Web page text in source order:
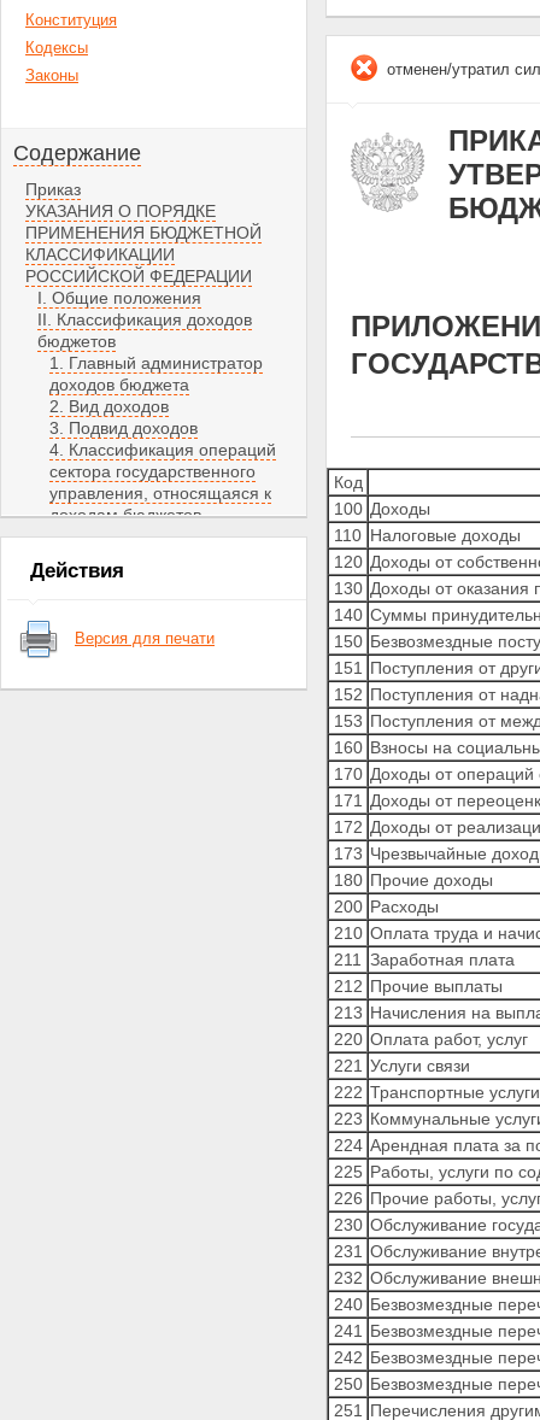
Конституция
Кодексы
Законы
Содержание
Приказ
УКАЗАНИЯ О ПОРЯДКЕ
ПРИМЕНЕНИЯ БЮДЖЕТНОЙ
КЛАССИФИКАЦИИ
РОССИЙСКОЙ ФЕДЕРАЦИИ
I. Общие положения
II. Классификация доходов
бюджетов
1. Главный администратор
доходов бюджета
2. Вид доходов
3. Подвид доходов
4. Классификация операций
сектора государственного
управления, относящаяся к
доходам бюджетов
III. Классификация расходов
бюджетов
1. Главные распорядители
целевые статьи и виды
2.1. Разделы, подразделы
Действия
Версия для печати
отменен/утратил
Код
100 Доходы
110 Налоговые доходы
120 Доходы от
130 Доходы от оказания
140 Суммы
150 Безвозмездные
151
Поступления от
152 Поступления от
153 Поступления от
160 Взносы на
170 Доходы от операций
171
Доходы от
172 Доходы от
173 Чрезвычайные
180 Прочие доходы
200 Расходы
210 Оплата труда и
211
Заработная плата
212 Прочие выплаты
213 Начисления на
220 Оплата работ, услуг
221 Услуги связи
222 Транспортные услуги
223 Коммунальные
224 Арендная плата за
225 Работы, услуги по
226 Прочие работы,
230 Обслуживание
231 Обслуживание
232 Обслуживание
240 Безвозмездные
241
Безвозмездные
242 Безвозмездные
250 Безвозмездные
251
Перечисления